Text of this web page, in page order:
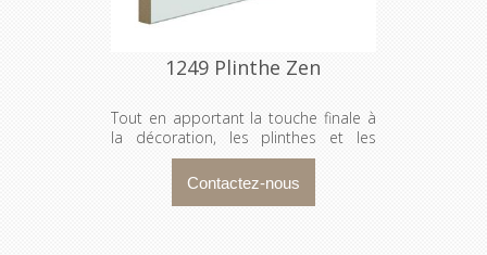
1249 Plinthe Zen
Tout en apportant la touche finale à
la décoration, les plinthes et les
cadrages dissimulent les espaces
entre les murs et l’encadrement
d’une porte ou d’une fenêtre.